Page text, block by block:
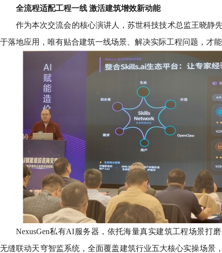
全流程适配工程一线 激活建筑增效新动能
作为本次交流会的核心演讲人，苏世科技技术总监王晓静
于落地应用，唯有贴合建筑一线场景、解决实际工程问题，才
NexusGen私有AI服务器，依托海量真实建筑工程场景打
无缝联动天穹智监系统，全面覆盖建筑行业五大核心实操场景